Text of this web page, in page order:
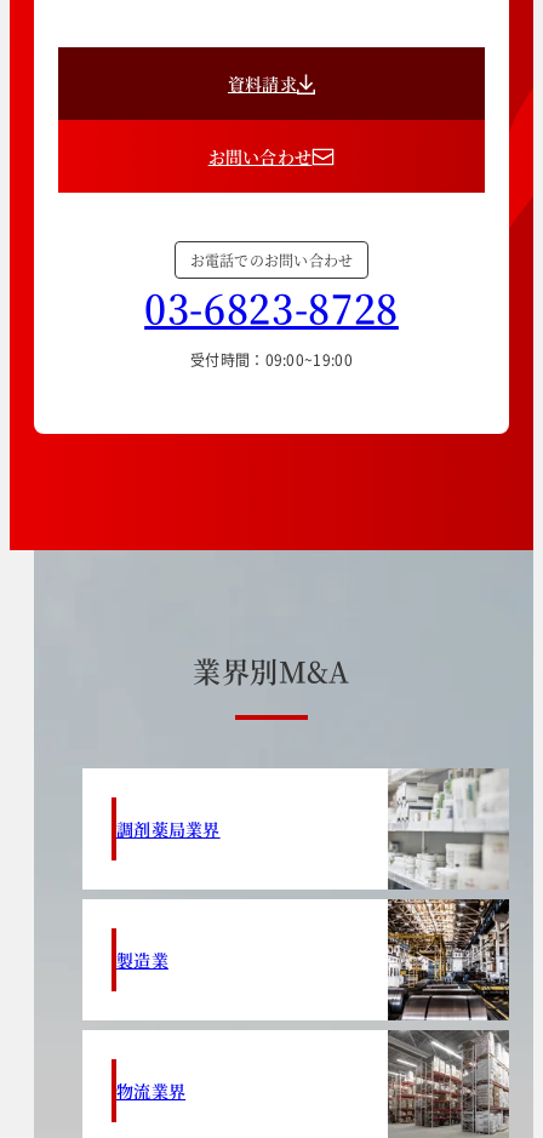
資料請求
お問い合わせ
お電話でのお問い合わせ
03-6823-8728
受付時間：09:00~19:00
業界別M&A
調剤薬局業界
製造業
物流業界